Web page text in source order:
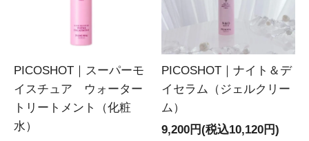
PICOSHOT｜スーパーモ
イスチュア ウォーター
トリートメント（化粧
水）
PICOSHOT｜ナイト＆デ
イセラム（ジェルクリー
ム）
9,200円(税込10,120円)